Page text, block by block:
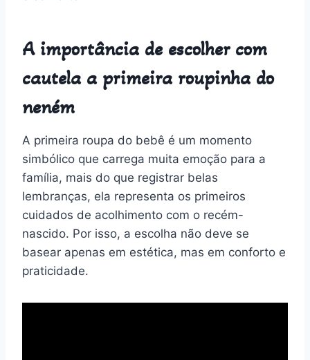
A importância de escolher com
cautela a primeira roupinha do
neném
A primeira roupa do bebê é um momento
simbólico que carrega muita emoção para a
família, mais do que registrar belas
lembranças, ela representa os primeiros
cuidados de acolhimento com o recém-
nascido. Por isso, a escolha não deve se
basear apenas em estética, mas em conforto e
praticidade.